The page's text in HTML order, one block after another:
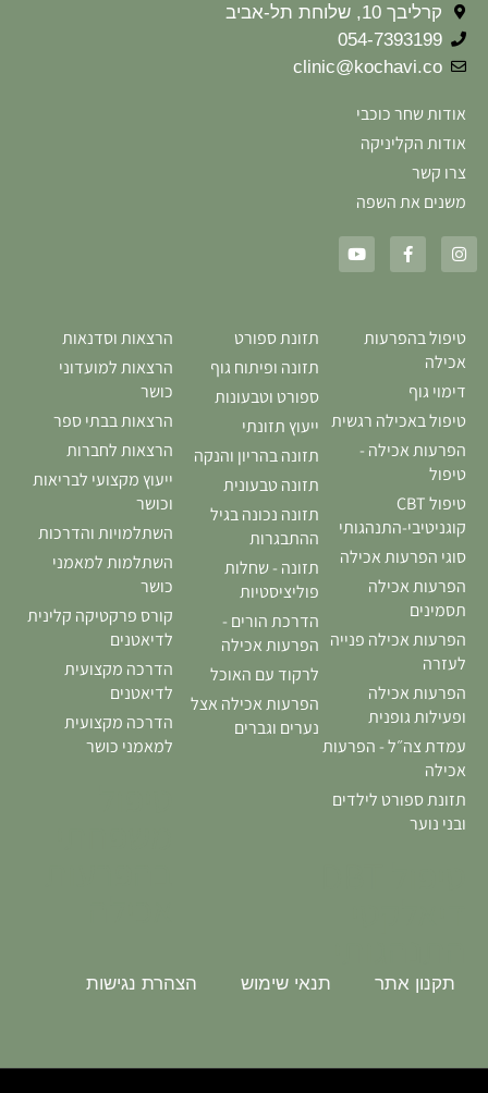
קרליבך 10, שלוחת תל-אביב
054-7393199
clinic@kochavi.co
אודות שחר כוכבי
אודות הקליניקה
צרו קשר
משנים את השפה
טיפול בהפרעות
אכילה
דימוי גוף
טיפול באכילה רגשית
הפרעות אכילה -
טיפול
טיפול CBT
קוגניטיבי-התנהגותי
סוגי הפרעות אכילה
הפרעות אכילה
תסמינים
הפרעות אכילה פנייה
לעזרה
הפרעות אכילה
ופעילות גופנית
עמדת צה״ל - הפרעות
אכילה
תזונת ספורט לילדים
ובני נוער
תזונת ספורט
תזונה ופיתוח גוף
ספורט וטבעונות
ייעוץ תזונתי
תזונה בהריון והנקה
תזונה טבעונית
תזונה נכונה בגיל
ההתבגרות
תזונה - שחלות
פוליציסטיות
הדרכת הורים -
הפרעות אכילה
לרקוד עם האוכל
הפרעות אכילה אצל
נערים וגברים
הרצאות וסדנאות
הרצאות למועדוני
כושר
הרצאות בבתי ספר
הרצאות לחברות
ייעוץ מקצועי לבריאות
וכושר
השתלמויות והדרכות
השתלמות למאמני
כושר
קורס פרקטיקה קלינית
לדיאטנים
הדרכה מקצועית
לדיאטנים
הדרכה מקצועית
למאמני כושר
תקנון אתר תנאי שימוש הצהרת נגישות